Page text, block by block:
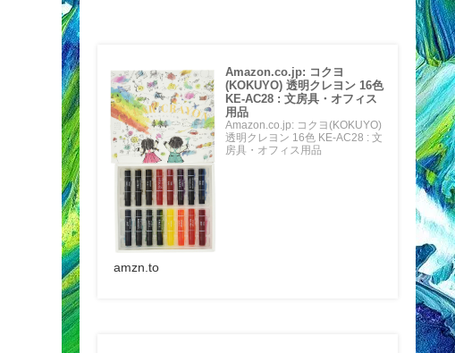
Amazon.co.jp: コクヨ
(KOKUYO) 透明クレヨン 16色
KE-AC28 : 文房具・オフィス
用品
Amazon.co.jp: コクヨ(KOKUYO)
透明クレヨン 16色 KE-AC28 : 文
房具・オフィス用品
amzn.to